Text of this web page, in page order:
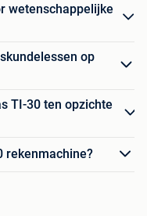
wetenschappelijke
op
TI-30 ten opzichte
rekenmachine?